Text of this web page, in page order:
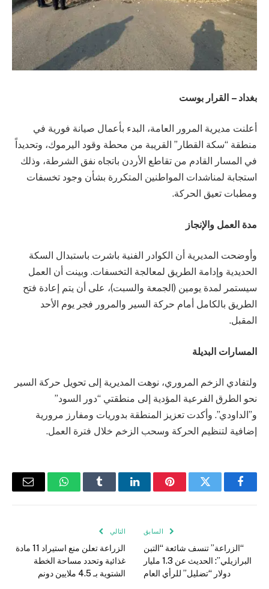
بغداد – القرار بوست
أعلنت مديرية المرور العامة، البدء بأعمال صيانة فورية في
منطقة “سكة القطار” القريبة من محطة وقود اليرموك، وتحديداً
في المسار القادم من تقاطع الأردن باتجاه نفق الشرطة، وذلك
استجابة لمناشدات المواطنين المتكررة بشأن وجود تخسفات
ومطبات تعيق الحركة.
مدة العمل والإنجاز
وأوضحت المديرية أن الكوادر الفنية باشرت باستبدال السكة
الحديدية وإدامة الطريق لمعالجة التخسفات. وبينت أن العمل
سيستمر لمدة يومين (الجمعة والسبت)، على أن يتم إعادة فتح
الطريق بالكامل أمام حركة السير والمرور فجر يوم الأحد
المقبل.
المسارات البديلة
ولتفادي الزخم المروري، نوهت المديرية إلى تحويل حركة السير
نحو الطرق الفرعية المؤدية إلى منطقتي “دور السود”
و”الداودي”. وأكدت تعزيز المنطقة بدوريات ومفارز مرورية
إضافية لتنظيم الحركة وسحب الزخم خلال فترة العمل.
فيسبوكتويتر بينتيريستلينكدإن Tumblr واتسابالبريد
السابق
“الزراعة” تنسف شائعة “التبن
البرازيلي”: الحديث عن 1.3 مليار
دولار “تضليل” للرأي العام
التالي
الزراعة تعلن منع استيراد 11 مادة
غذائية وتحدد مساحة الخطة
الشتوية بـ 4.5 ملايين دونم